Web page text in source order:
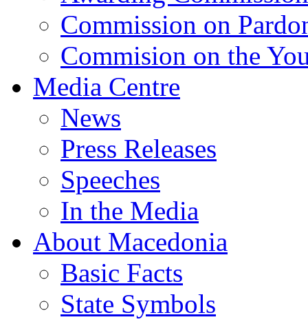
Commission on
Commision on the
Media Centre
News
Press Releases
Speeches
In the Media
About Macedonia
Basic Facts
State Symbols